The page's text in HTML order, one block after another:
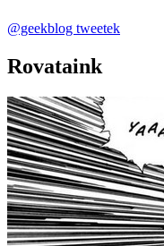
@geekblog tweetek
Rovataink